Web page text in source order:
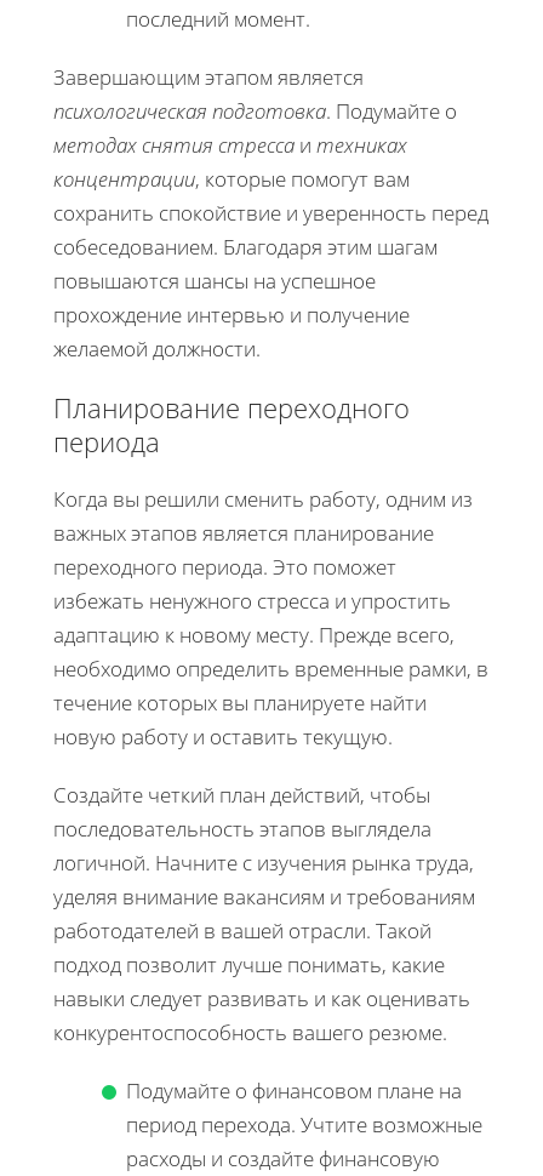
последний момент.
Завершающим этапом является
психологическая подготовка. Подумайте о
методах снятия стресса и техниках
концентрации, которые помогут вам
сохранить спокойствие и уверенность перед
собеседованием. Благодаря этим шагам
повышаются шансы на успешное
прохождение интервью и получение
желаемой должности.
Планирование переходного
периода
Когда вы решили сменить работу, одним из
важных этапов является планирование
переходного периода. Это поможет
избежать ненужного стресса и упростить
адаптацию к новому месту. Прежде всего,
необходимо определить временные рамки, в
течение которых вы планируете найти
новую работу и оставить текущую.
Создайте четкий план действий, чтобы
последовательность этапов выглядела
логичной. Начните с изучения рынка труда,
уделяя внимание вакансиям и требованиям
работодателей в вашей отрасли. Такой
подход позволит лучше понимать, какие
навыки следует развивать и как оценивать
конкурентоспособность вашего резюме.
Подумайте о финансовом плане на
период перехода. Учтите возможные
расходы и создайте финансовую